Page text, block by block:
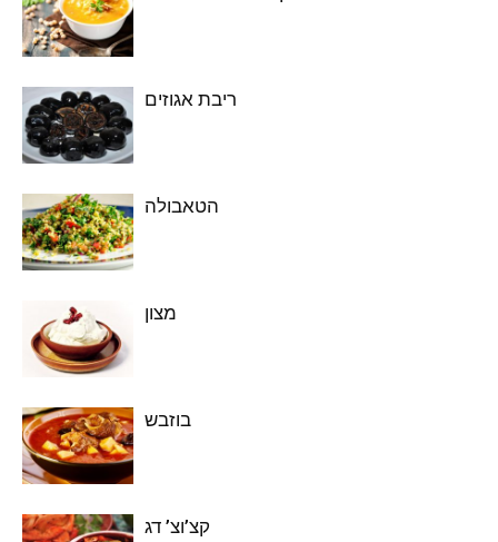
ריבת אגוזים
הטאבולה
מצון
בוזבש
קצ’וצ’ דג